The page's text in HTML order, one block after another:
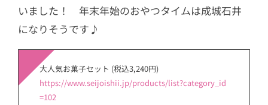
いました！ 年末年始のおやつタイムは成城石井
になりそうです♪
大人気お菓子セット (税込3,240円)
https://www.seijoishii.jp/products/list?category_id
=102